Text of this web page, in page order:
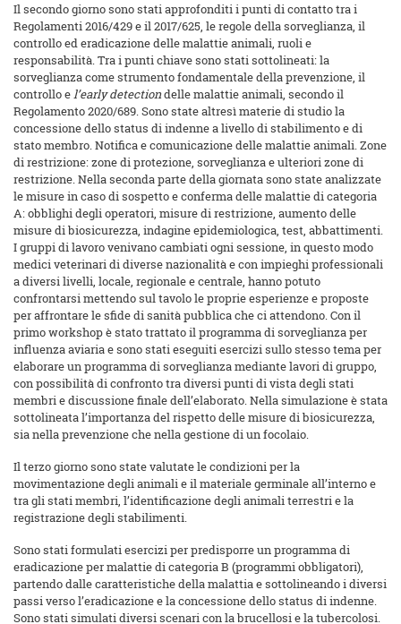
Il secondo giorno sono stati approfonditi i punti di contatto tra i
Regolamenti 2016/429 e il 2017/625, le regole della sorveglianza, il
controllo ed eradicazione delle malattie animali, ruoli e
responsabilità. Tra i punti chiave sono stati sottolineati: la
sorveglianza come strumento fondamentale della prevenzione, il
controllo el’early detectiondelle malattie animali, secondo il
Regolamento 2020/689. Sono state altresì materie di studio la
concessione dello status di indenne a livello di stabilimento e di
stato membro. Notifica e comunicazione delle malattie animali. Zone
di restrizione: zone di protezione, sorveglianza e ulteriori zone di
restrizione. Nella seconda parte della giornata sono state analizzate
le misure in caso di sospetto e conferma delle malattie di categoria
A: obblighi degli operatori, misure di restrizione, aumento delle
misure di biosicurezza, indagine epidemiologica, test, abbattimenti.
I gruppi di lavoro venivano cambiati ogni sessione, in questo modo
medici veterinari di diverse nazionalità e con impieghi professionali
a diversi livelli, locale, regionale e centrale, hanno potuto
confrontarsi mettendo sul tavolo le proprie esperienze e proposte
per affrontare le sfide di sanità pubblica che ci attendono. Con il
primo workshop è stato trattato il programma di sorveglianza per
influenza aviaria e sono stati eseguiti esercizi sullo stesso tema per
elaborare un programma di sorveglianza mediante lavori di gruppo,
con possibilità di confronto tra diversi punti di vista degli stati
membri e discussione finale dell’elaborato. Nella simulazione è stata
sottolineata l’importanza del rispetto delle misure di biosicurezza,
sia nella prevenzione che nella gestione di un focolaio.
Il terzo giorno sono state valutate le condizioni per la
movimentazione degli animali e il materiale germinale all’interno e
tra gli stati membri, l’identificazione degli animali terrestri e la
registrazione degli stabilimenti.
Sono stati formulati esercizi per predisporre un programma di
eradicazione per malattie di categoria B (programmi obbligatori),
partendo dalle caratteristiche della malattia e sottolineando i diversi
passi verso l’eradicazione e la concessione dello status di indenne.
Sono stati simulati diversi scenari con la brucellosi e la tubercolosi.